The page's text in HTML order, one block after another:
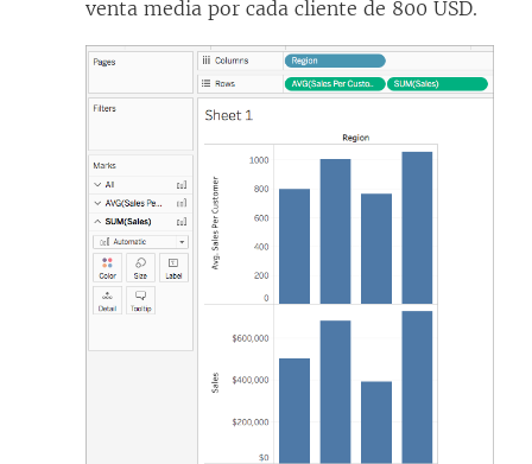
venta media por cada cliente de 800 USD.